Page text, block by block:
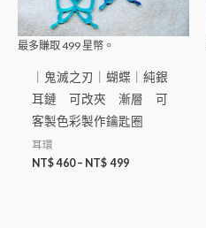
最多賺取499 星幣。
｜鬼滅之刃｜蝴蝶｜純銀
耳鏈 可改夾 漸層 可
客製色彩製作鑰匙圈
耳環
NT$ 460– NT$ 499